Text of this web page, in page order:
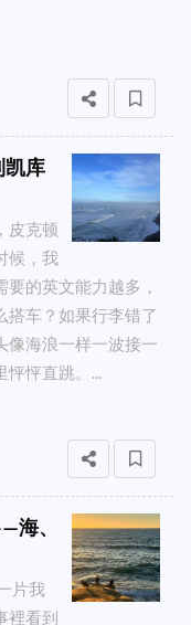
凯库
皮克顿
候，我
的英文能力越多，
搭车？如果行李错了
像海浪一样一波接一
怦怦直跳。...
海、
片我
裡看到